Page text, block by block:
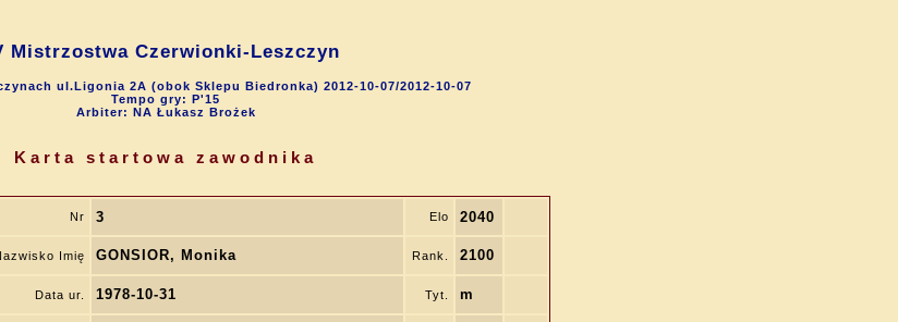
Mistrzostwa Czerwionki-Leszczyn
ul.Ligonia 2A (obok Sklepu Biedronka) 2012-10-07/2012-10-07
Tempo gry: P'15
Arbiter: NA Łukasz Brożek
Karta startowa zawodnika
Nr 3 Elo 2040
Imię GONSIOR, Monika Rank. 2100
Data ur. 1978-10-31 Tyt. m